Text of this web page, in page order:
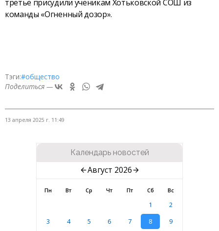
третье присудили ученикам Хотьковской СОШ из
команды «Огненный дозор».
Тэги:#общество
Поделиться —
13 апреля 2025 г. 11:49
Календарь новостей
Август 2026
Пн Вт Ср Чт Пт Сб Вс
1
2
3
4 5 6 7 8
9